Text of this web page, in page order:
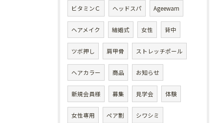
ビタミンＣ ヘッドスパ Ageewam
ヘアメイク 結婚式 女性 背中
ツボ押し 肩甲骨 ストレッチポール
ヘアカラー 商品 お知らせ
新規会員様 募集 見学会 体験
女性専用 ペア割 シワシミ